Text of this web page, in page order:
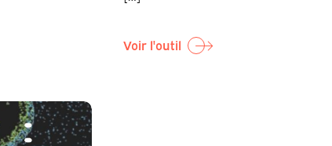
Voir l'outil